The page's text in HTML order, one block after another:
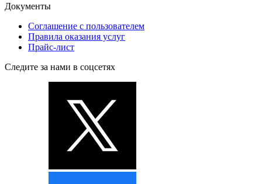
Документы
Соглашение с пользователем
Правила оказания услуг
Прайс-лист
Следите за нами в соцсетях